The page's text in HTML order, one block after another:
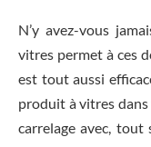
N’y avez-vous
vitres permet à ces
est tout aussi
produit à vitres dans
carrelage avec, tout